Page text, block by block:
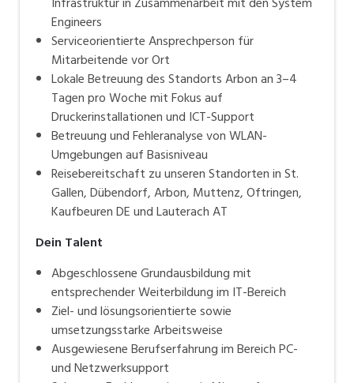
Engineers
Serviceorientierte Ansprechperson für
Mitarbeitende vor Ort
Lokale Betreuung des Standorts Arbon an 3–4
Tagen pro Woche mit Fokus auf
Druckerinstallationen und ICT-Support
Betreuung und Fehleranalyse von WLAN-
Umgebungen auf Basisniveau
Reisebereitschaft zu unseren Standorten in St.
Gallen, Dübendorf, Arbon, Muttenz, Oftringen,
Kaufbeuren DE und Lauterach AT
Dein Talent
Abgeschlossene Grundausbildung mit
entsprechender Weiterbildung im IT-Bereich
Ziel- und lösungsorientierte sowie
umsetzungsstarke Arbeitsweise
Ausgewiesene Berufserfahrung im Bereich PC-
und Netzwerksupport